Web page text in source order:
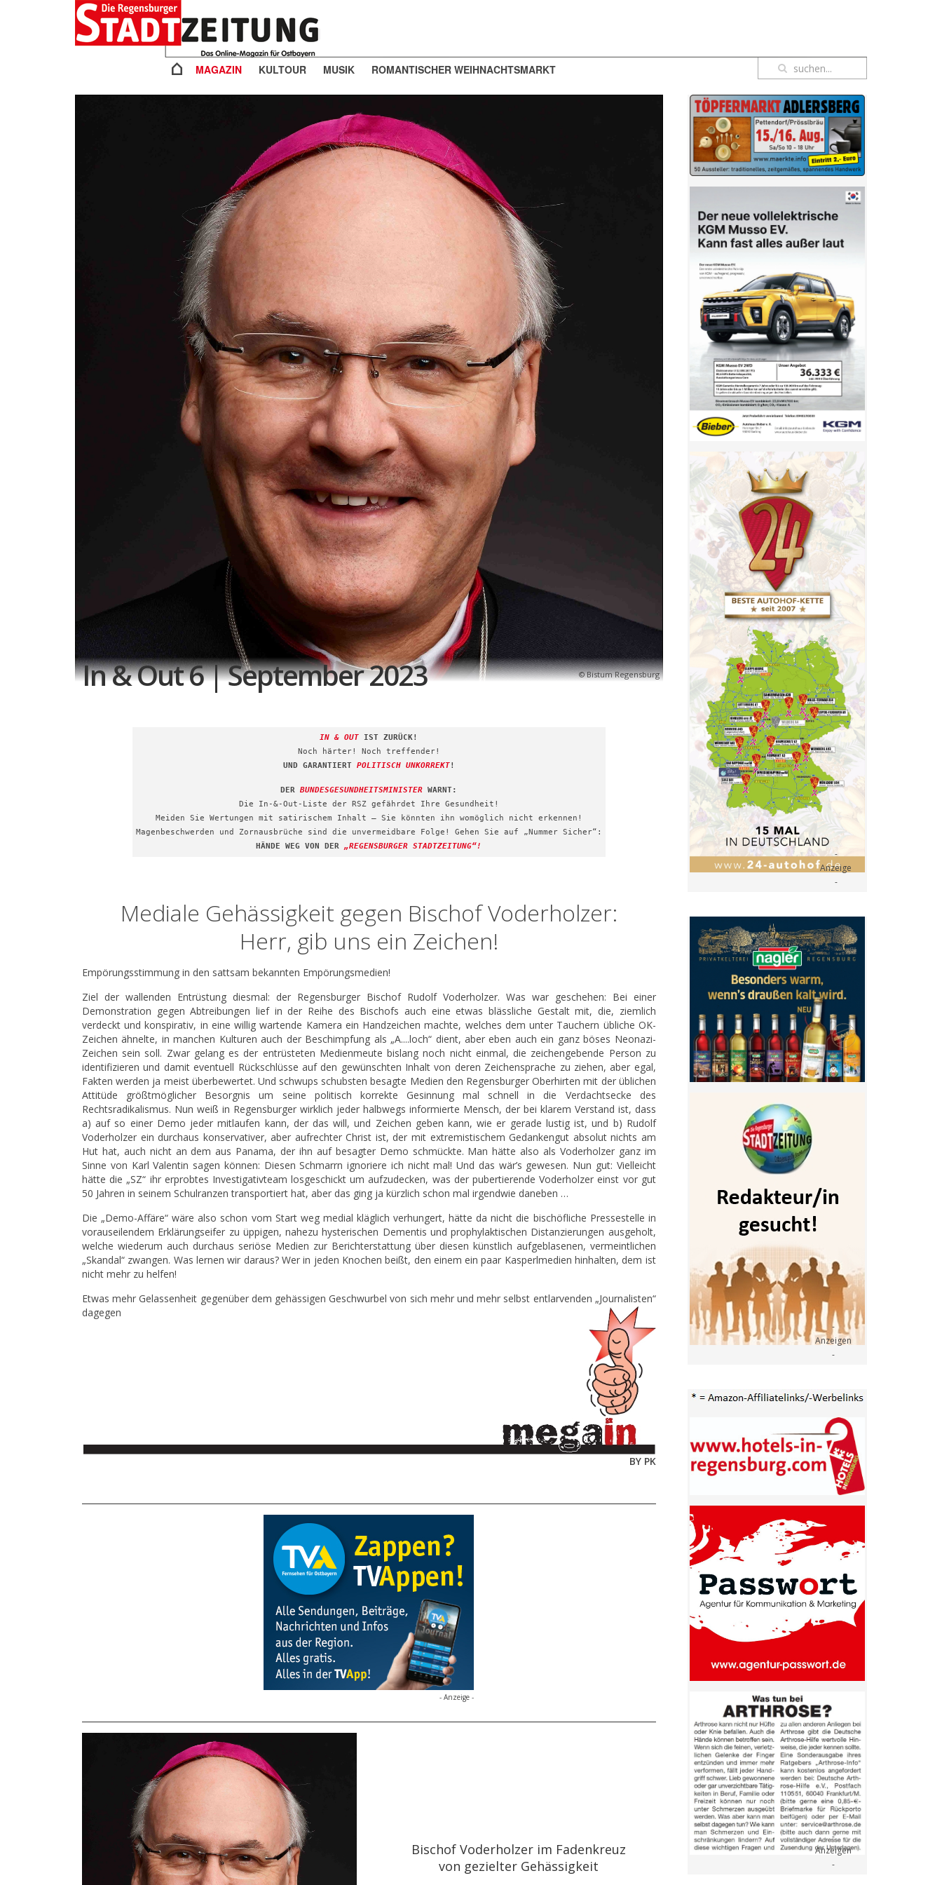
MAGAZIN KULTOUR MUSIK ROMANTISCHER WEIHNACHTSMARKT
Bistum Regensburg
In & Out 6 | September 2023
IN & OUT IST ZURÜCK!
Noch härter! Noch treffender!
UND GARANTIERT POLITISCH UNKORREKT!
DERBUNDESGESUNDHEITSMINISTER WARNT:
Die In-&-Out-Liste der RSZ gefährdet Ihre Gesundheit!
Meiden Sie Wertungen mit satirischem Inhalt – Sie könnten ihn womöglich nicht erkennen!
Magenbeschwerden und Zornausbrüche sind die unvermeidbare Folge! Gehen Sie auf „Nummer Sicher“:
HÄNDE WEG VON DER„REGENSBURGER STADTZEITUNG“!
Mediale Gehässigkeit gegen Bischof Voderholzer:
Herr, gib uns ein Zeichen!
Empörungsstimmung in den sattsam bekannten Empörungsmedien!
Ziel der wallenden Entrüstung diesmal: der Regensburger Bischof Rudolf Voderholzer. Was war geschehen: Bei einer
Demonstration gegen Abtreibungen lief in der Reihe des Bischofs auch eine etwas blässliche Gestalt mit, die, ziemlich
verdeckt und konspirativ, in eine willig wartende Kamera ein Handzeichen machte, welches dem unter Tauchern übliche OK-
Zeichen ähnelte, in manchen Kulturen auch der Beschimpfung als „A....loch“ dient, aber eben auch ein ganz böses Neonazi-
Zeichen sein soll. Zwar gelang es der entrüsteten Medienmeute bislang noch nicht einmal, die zeichengebende Person zu
identifizieren und damit eventuell Rückschlüsse auf den gewünschten Inhalt von deren Zeichensprache zu ziehen, aber egal,
Fakten werden ja meist überbewertet. Und schwups schubsten besagte Medien den Regensburger Oberhirten mit der üblichen
Attitüde größtmöglicher Besorgnis um seine politisch korrekte Gesinnung mal schnell in die Verdachtsecke des
Rechtsradikalismus. Nun weiß in Regensburger wirklich jeder halbwegs informierte Mensch, der bei klarem Verstand ist, dass
a) auf so einer Demo jeder mitlaufen kann, der das will, und Zeichen geben kann, wie er gerade lustig ist, und b) Rudolf
Voderholzer ein durchaus konservativer, aber aufrechter Christ ist, der mit extremistischem Gedankengut absolut nichts am
Hut hat, auch nicht an dem aus Panama, der ihn auf besagter Demo schmückte. Man hätte also als Voderholzer ganz im
Sinne von Karl Valentin sagen können: Diesen Schmarrn ignoriere ich nicht mal! Und das wär’s gewesen. Nun gut: Vielleicht
hätte die „SZ“ ihr erprobtes Investigativteam losgeschickt um aufzudecken, was der pubertierende Voderholzer einst vor gut
50 Jahren in seinem Schulranzen transportiert hat, aber das ging ja kürzlich schon mal irgendwie daneben …
Die „Demo-Affäre“ wäre also schon vom Start weg medial kläglich verhungert, hätte da nicht die bischöfliche Pressestelle in
vorauseilendem Erklärungseifer zu üppigen, nahezu hysterischen Dementis und prophylaktischen Distanzierungen ausgeholt,
welche wiederum auch durchaus seriöse Medien zur Berichterstattung über diesen künstlich aufgeblasenen, vermeintlichen
„Skandal“ zwangen. Was lernen wir daraus? Wer in jeden Knochen beißt, den einem ein paar Kasperlmedien hinhalten, dem ist
nicht mehr zu helfen!
Etwas mehr Gelassenheit gegenüber dem gehässigen Geschwurbel von sich mehr und mehr selbst entlarvenden „Journalisten“
dagegen
BY PK
- Anzeige -
Bischof Voderholzer im Fadenkreuz
von gezielter Gehässigkeit